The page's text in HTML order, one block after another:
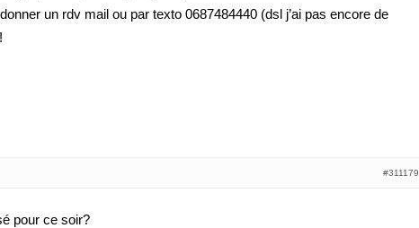
un rdv mail ou par texto 0687484440 (dsl j’ai pas encore de
#311179
pour ce soir?